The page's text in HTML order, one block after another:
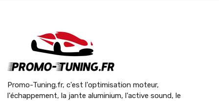
Promo-Tuning.fr, c'est l'optimisation moteur,
l'échappement, la jante aluminium, l'active sound, le